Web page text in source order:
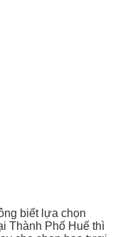
biết lựa chọn
Thành Phố Huế thì